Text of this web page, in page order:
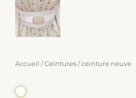
Accueil /Ceintures / ceinture neuve